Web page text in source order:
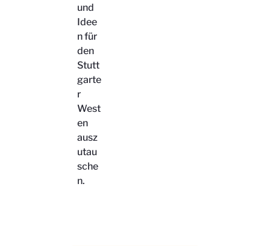
und
Idee
n für
den
Stutt
garte
r
West
en
ausz
utau
sche
n.